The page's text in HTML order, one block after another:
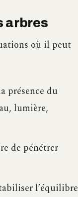
arbres
où il peut
présence du
lumière,
de pénétrer
l’équilibre